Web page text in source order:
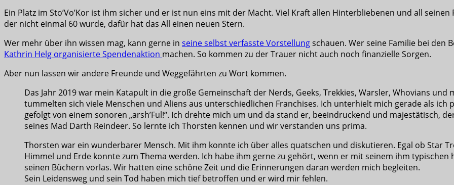
Ein Platz im Sto’Vo’Kor ist ihm sicher und er ist nun eins mit der Macht. Viel Kraft allen Hinterbliebenen und all
der nicht einmal 60 wurde, dafür hat das All einen neuen Stern.
Wer mehr über ihn wissen mag, kann gerne in seine selbst verfasste Vorstellungschauen. Wer seine Familie bei den
Kathrin Helg organisierte Spendenaktion machen. So kommen zu der Trauer nicht auch noch finanzielle Sorgen.
Aber nun lassen wir andere Freunde und Weggefährten zu Wort kommen.
Das Jahr 2019 war mein Katapult in die große Gemeinschaft der Nerds, Geeks, Trekkies, Warsler, Whovians
tummelten sich viele Menschen und Aliens aus unterschiedlichen Franchises. Ich unterhielt mich gerade als
gefolgt von einem sonoren „arsh’Ful!“. Ich drehte mich um und da stand er, beeindruckend und majestätisch,
seines Mad Darth Reindeer. So lernte ich Thorsten kennen und wir verstanden uns prima.
Thorsten war ein wunderbarer Mensch. Mit ihm konnte ich über alles quatschen und diskutieren. Egal ob Star
Himmel und Erde konnte zum Thema werden. Ich habe ihm gerne zu gehört, wenn er mit seinem ihm
seinen Büchern vorlas. Wir hatten eine schöne Zeit und die Erinnerungen daran werden mich begleiten.
Sein Leidensweg und sein Tod haben mich tief betroffen und er wird mir fehlen.